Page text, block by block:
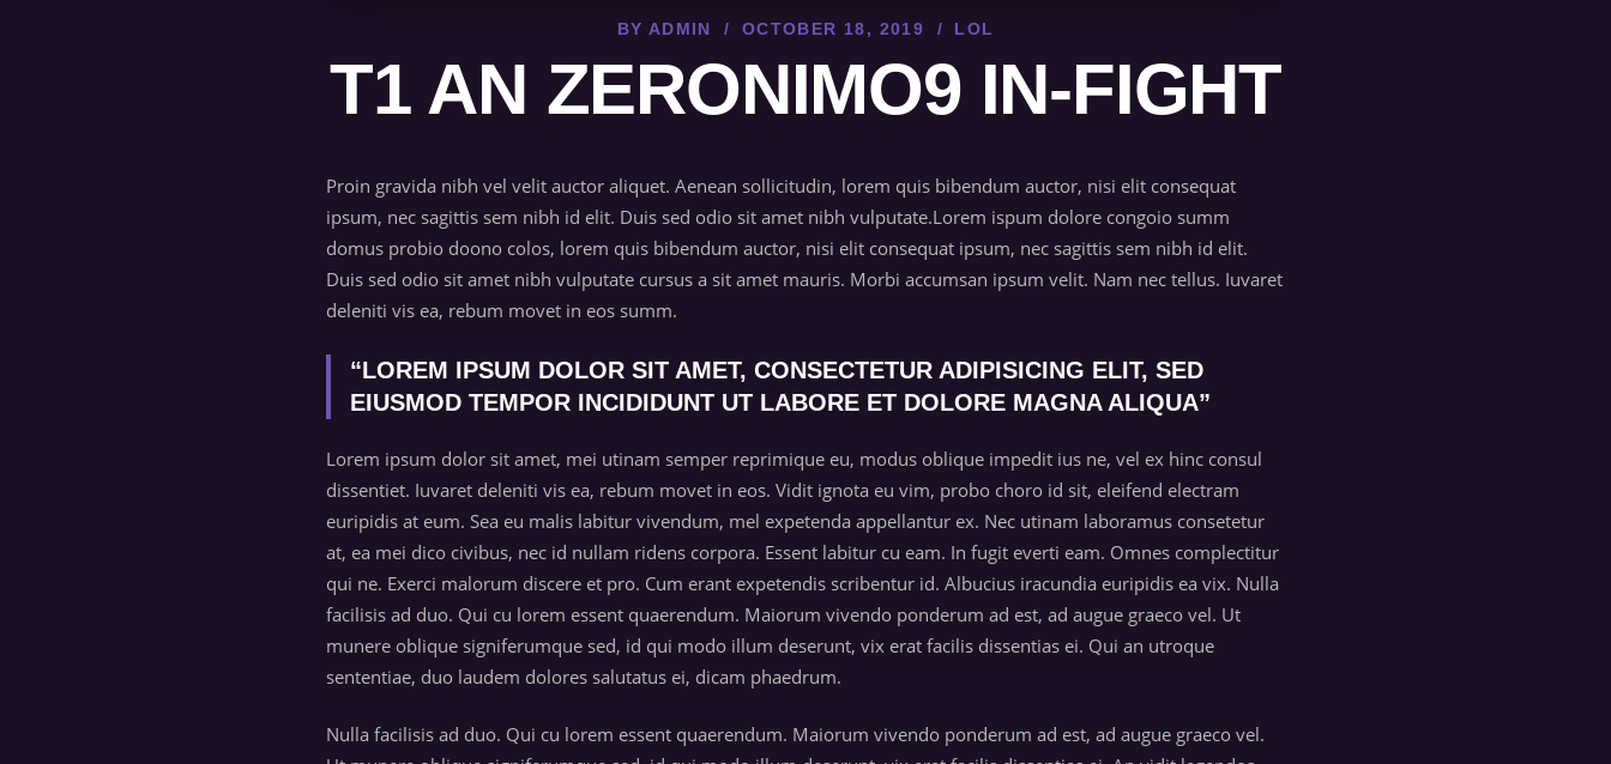
BY ADMIN OCTOBER 18, 2019 LOL
T1 AN ZERONIMO9 IN-FIGHT
Proin gravida nibh vel velit auctor aliquet. Aenean sollicitudin, lorem quis bibendum auctor, nisi elit consequat
ipsum, nec sagittis sem nibh id elit. Duis sed odio sit amet nibh vulputate.Lorem ispum dolore congoio summ
domus probio doono colos, lorem quis bibendum auctor, nisi elit consequat ipsum, nec sagittis sem nibh id elit.
Duis sed odio sit amet nibh vulputate cursus a sit amet mauris. Morbi accumsan ipsum velit. Nam nec tellus. Iuvaret
deleniti vis ea, rebum movet in eos summ.
“LOREM IPSUM DOLOR SIT AMET, CONSECTETUR ADIPISICING ELIT, SED
EIUSMOD TEMPOR INCIDIDUNT UT LABORE ET DOLORE MAGNA ALIQUA”
Lorem ipsum dolor sit amet, mei utinam semper reprimique eu, modus oblique impedit ius ne, vel ex hinc consul
dissentiet. Iuvaret deleniti vis ea, rebum movet in eos. Vidit ignota eu vim, probo choro id sit, eleifend electram
euripidis at eum. Sea eu malis labitur vivendum, mel expetenda appellantur ex. Nec utinam laboramus consetetur
at, ea mei dico civibus, nec id nullam ridens corpora. Essent labitur cu eam. In fugit everti eam. Omnes complectitur
qui ne. Exerci malorum discere et pro. Cum erant expetendis scribentur id. Albucius iracundia euripidis ea vix. Nulla
facilisis ad duo. Qui cu lorem essent quaerendum. Maiorum vivendo ponderum ad est, ad augue graeco vel. Ut
munere oblique signiferumque sed, id qui modo illum deserunt, vix erat facilis dissentias ei. Qui an utroque
sententiae, duo laudem dolores salutatus ei, dicam phaedrum.
Nulla facilisis ad duo. Qui cu lorem essent quaerendum. Maiorum vivendo ponderum ad est, ad augue graeco vel.